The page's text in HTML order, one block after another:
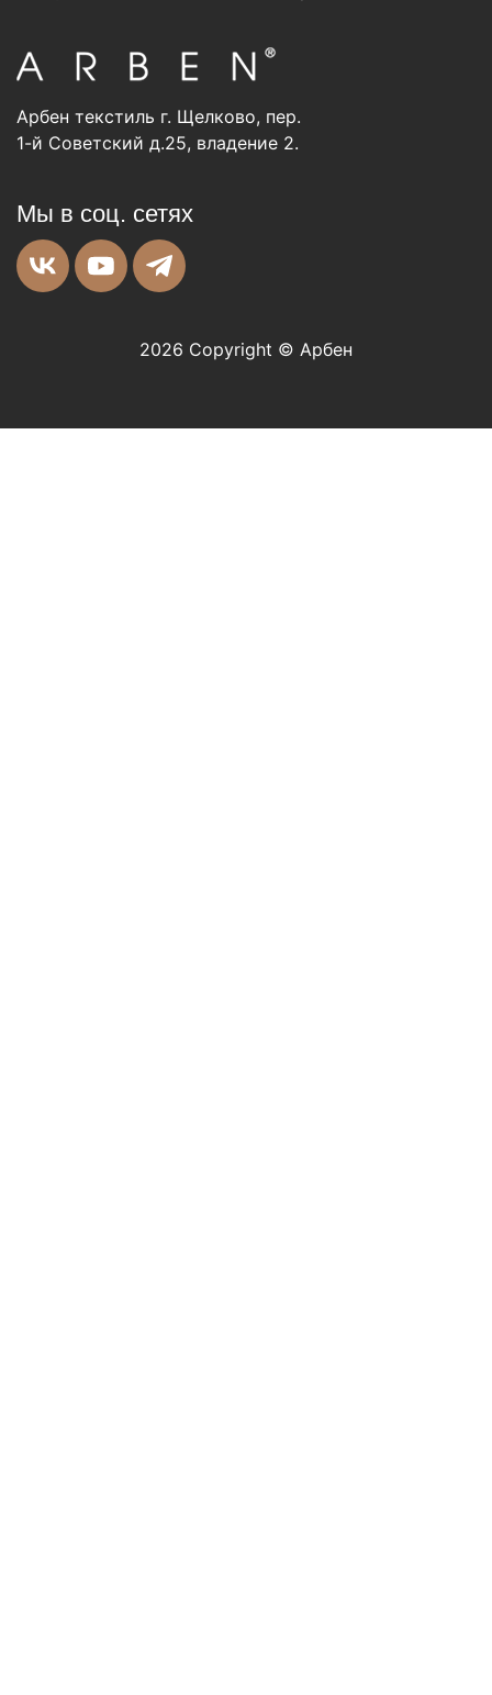
Арбен текстиль г. Щелково, пер.
1-й Советский д.25, владение 2.
Мы в соц. сетях
2026 Copyright © Арбен